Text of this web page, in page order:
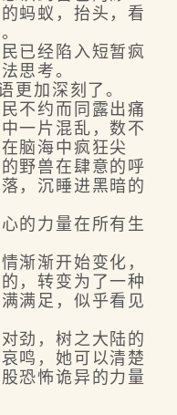
蚂蚁，抬头，看
已经陷入短暂疯
思考。
加深刻了。
不约而同露出痛
一片混乱，数不
脑海中疯狂尖
野兽在肆意的呼
，沉睡进黑暗的
的力量在所有生
渐开始变化，
，转变为了一种
满足，似乎看见
劲，树之大陆的
鸣，她可以清楚
恐怖诡异的力量